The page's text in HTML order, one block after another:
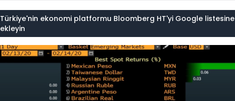
Türkiye'nin ekonomi platformu Bloomberg HT'yi Google listesine
ekleyin